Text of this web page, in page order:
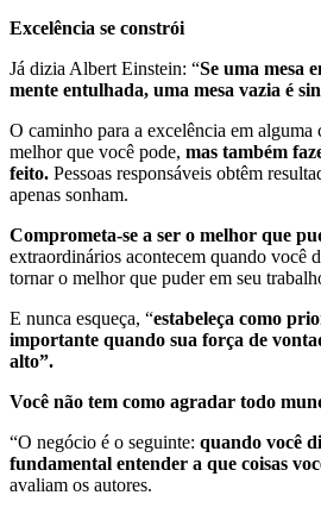
Excelência se constrói
Já dizia Albert Einstein: “Se uma mesa
mente entulhada, uma mesa vazia é
O caminho para a excelência em alguma
melhor que você pode, mas também
feito. Pessoas responsáveis obtêm
apenas sonham.
Comprometa-se a ser o melhor que
extraordinários acontecem quando você
tornar o melhor que puder em seu
E nunca esqueça, “estabeleça como
importante quando sua força de
alto”.
Você não tem como agradar todo
“O negócio é o seguinte: quando você
fundamental entender a que coisas
avaliam os autores.